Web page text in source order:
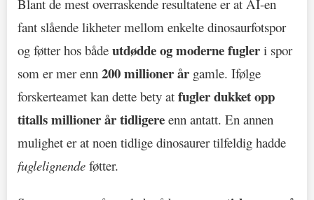
Blant de mest overraskende resultatene er at AI-en
fant slående likheter mellom enkelte dinosaurfotspor
og føtter hos både utdødde og moderne fugler i spor
som er mer enn 200 millioner år gamle. Ifølge
forskerteamet kan dette bety at fugler dukket opp
titalls millioner år tidligere enn antatt. En annen
mulighet er at noen tidlige dinosaurer tilfeldig hadde
fuglelignende føtter.